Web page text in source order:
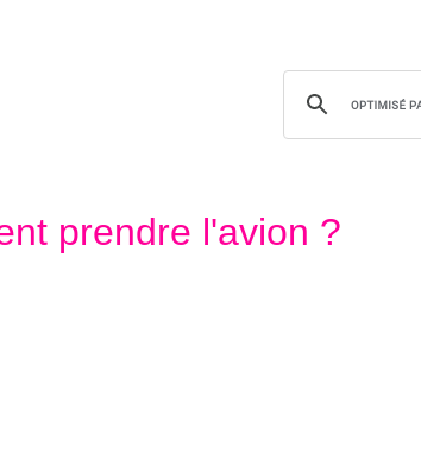
prendre l'avion ?